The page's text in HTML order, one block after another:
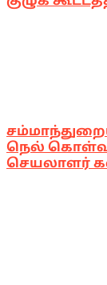
நெல்
செயலாளர்